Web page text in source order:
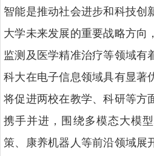
智能是推动社会进步和科技创
大学未来发展的重要战略方向
监测及医学精准治疗等领域有
科大在电子信息领域具有显著
将促进两校在教学、科研等方
携手并进，围绕多模态大模
策、康养机器人等前沿领域展